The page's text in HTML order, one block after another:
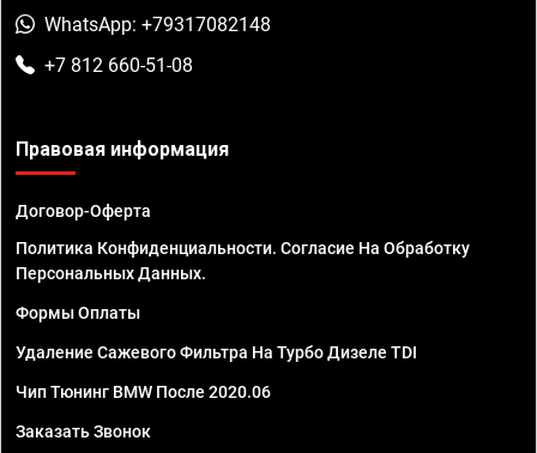
WhatsApp: +79317082148
+7 812 660-51-08
Правовая информация
Договор-Оферта
Политика Конфиденциальности. Согласие На Обработку
Персональных Данных.
Формы Оплаты
Удаление Сажевого Фильтра На Турбо Дизеле TDI
Чип Тюнинг BMW После 2020.06
Заказать Звонок